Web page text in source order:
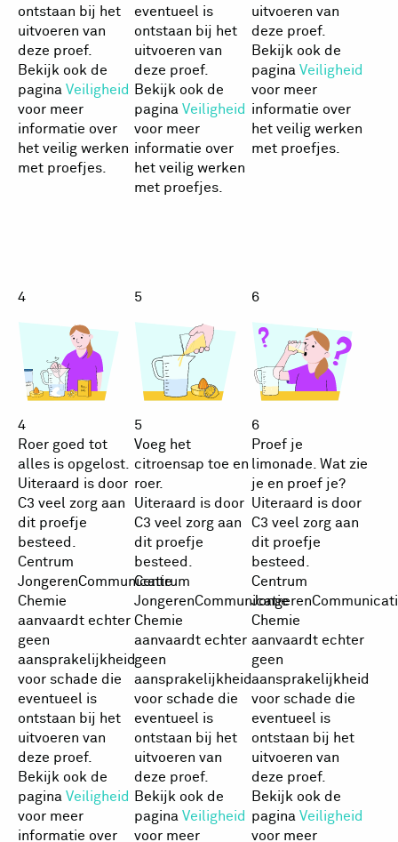
ontstaan bij het
uitvoeren van
deze proef.
Bekijk ook de
pagina Veiligheid
voor meer
informatie over
het veilig werken
met proefjes.
eventueel is
ontstaan bij het
uitvoeren van
deze proef.
Bekijk ook de
paginaVeiligheid
voor meer
informatie over
het veilig werken
met proefjes.
uitvoeren van
deze proef.
Bekijk ook de
pagina Veiligheid
voor meer
informatie over
het veilig werken
met proefjes.
4
4
Roer goed tot
alles is opgelost.
Uiteraard is door
C3 veel zorg aan
dit proefje
besteed.
Centrum
JongerenCommunicatie
Chemie
aanvaardt echter
geen
aansprakelijkheid
voor schade die
eventueel is
ontstaan bij het
uitvoeren van
deze proef.
Bekijk ook de
pagina Veiligheid
voor meer
informatie over
5
5
Voeg het
citroensap toe en
roer.
Uiteraard is door
C3 veel zorg aan
dit proefje
besteed.
Centrum
JongerenCommunicatie
Chemie
aanvaardt echter
geen
aansprakelijkheid
voor schade die
eventueel is
ontstaan bij het
uitvoeren van
deze proef.
Bekijk ook de
paginaVeiligheid
voor meer
6
6
Proef je
limonade. Wat zie
je en proef je?
Uiteraard is door
C3 veel zorg aan
dit proefje
besteed.
Centrum
Chemie
aanvaardt echter
geen
aansprakelijkheid
voor schade die
eventueel is
ontstaan bij het
uitvoeren van
deze proef.
Bekijk ook de
pagina Veiligheid
voor meer